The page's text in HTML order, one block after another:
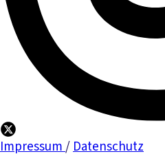
Impressum/Datenschutz